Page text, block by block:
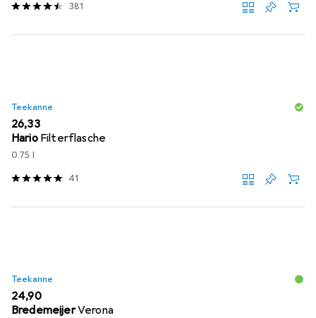
381
Teekanne
EUR
26,33
Hario Filterflasche
0.75 l
41
Teekanne
EUR
24,90
BredemeijerVerona